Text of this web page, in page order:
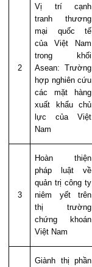
2
Vị trí cạnh
tranh thương
mại quốc tế
của Việt Nam
trong khối
Asean: Trường
hợp nghiên cứu
các mặt hàng
xuất khẩu chủ
lực của Việt
Nam
3
Hoàn thiện
pháp luật về
quản trị công ty
niêm yết trên
thị trường
chứng khoán
Việt Nam
Giành thị phần